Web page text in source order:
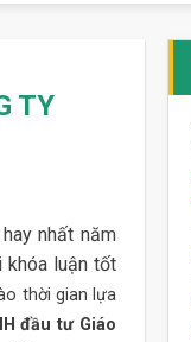
TY
hay nhất năm
khóa luận tốt
thời gian lựa
đầu tư Giáo